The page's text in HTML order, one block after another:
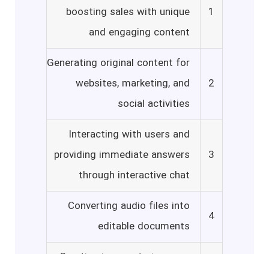
1
boosting sales with unique
and engaging content
2
Generating original content for
websites, marketing, and
social activities
3
Interacting with users and
providing immediate answers
through interactive chat
4
Converting audio files into
editable documents